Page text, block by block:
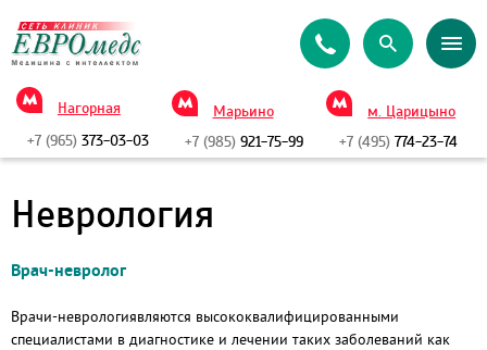
Нагорная
+7 (965) 373-03-03
Марьино
+7 (985)921-75-99
м. Царицыно
+7 (495) 774-23-74
Неврология
Врач-невролог
Врачи-неврологиявляются высококвалифицированными
специалистами в диагностике и лечении таких заболеваний как